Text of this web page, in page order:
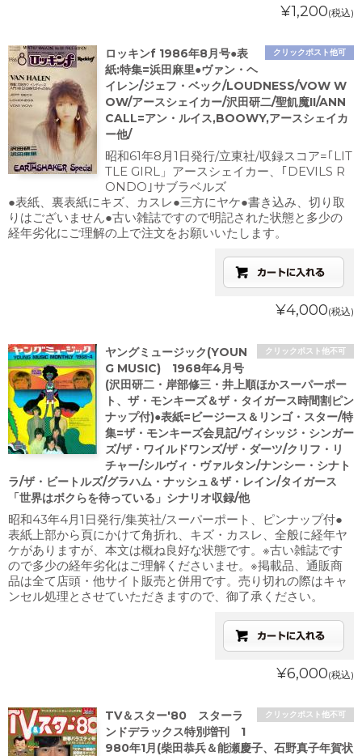
¥1,200(税込)
クリックポスト他可
ロッキンf 1986年8月号●表
紙:特集=浜田麻里●ヴァン・ヘ
イレン/ジェフ・ベック/LOUDNESS/VOW W
OW/アースシェイカー/沢田研二/聖飢魔II/ANN
CALL=アン・ルイス,BOOWY,アースシェイカ
ー他/
昭和61年8月1日発行/立東社/収録スコア=｢LIT
TLE GIRL」アースシェイカー、｢DEVILS R
ONDO｣サブラベルズ
●表紙、裏表紙にキズ、カスレ●三方にヤケ●書き込み、切り取
りはございません●古い雑誌ですので明記された状態と多少の
経年劣化にご理解の上で注文をお願いいたします。
¥4,000(税込)
クリックポスト他不可
ヤングミュージック(YOUN
G MUSIC) 1968年4月号
(沢田研二・岸部修三・井上順ほかスーパーポー
ト、ザ・モンキーズ＆ザ・タイガース時間割ピン
ナップ付)●表紙=ビージース＆リンゴ・スター/特
集=ザ・モンキーズ会見記/ヴィシッジ・シンガー
ズ/ザ・ワイルドワンズ/ザ・ダーツ/クリフ・リ
チャー/シルヴィ・ヴァルタン/ナンシー・シナト
ラ/ザ・ビートルズ/グラハム・ナッシュ＆ザ・レイン/タイガース
「世界はボクらを待っている」シナリオ収録/他
昭和43年4月1日発行/集英社/スーパーポート、ピンナップ付●
表紙上部から頁にかけて角折れ、キズ・カスレ、全般に経年ヤ
ケがありますが、本文は概ね良好な状態です。※古い雑誌です
ので多少の経年劣化はご理解くださいませ。※掲載品、通販商
品は全て店頭・他サイト販売と併用です。売り切れの際はキャ
ンセル処理とさせていただきますので、御了承ください。
¥6,000(税込)
クリックポスト他不可
TV＆スター'80 スターラ
ンドデラックス特別増刊 1
980年1月(柴田恭兵＆能瀬慶子、石野真子年賀状